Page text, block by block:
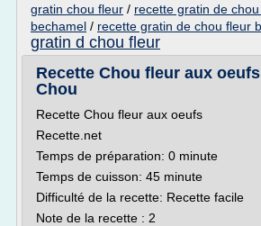
gratin chou fleur / recette gratin de
bechamel / recette gratin de chou fleur
gratin d chou fleur
Recette Chou fleur aux
Chou
Recette Chou fleur aux oeufs
Recette.net
Temps de préparation: 0 minute
Temps de cuisson: 45 minute
Difficulté de la recette: Recette facile
Note de la recette : 2